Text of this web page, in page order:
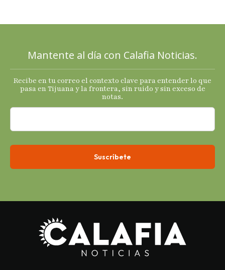
Mantente al día con Calafia Noticias.
Recibe en tu correo el contexto clave para entender lo que
pasa en Tijuana y la frontera, sin ruido y sin exceso de
notas.